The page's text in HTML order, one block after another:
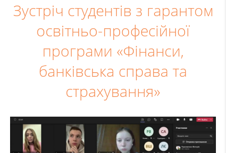
Зустріч студентів з гарантом
освітньо-професійної
програми «Фінанси,
банківська справа та
страхування»